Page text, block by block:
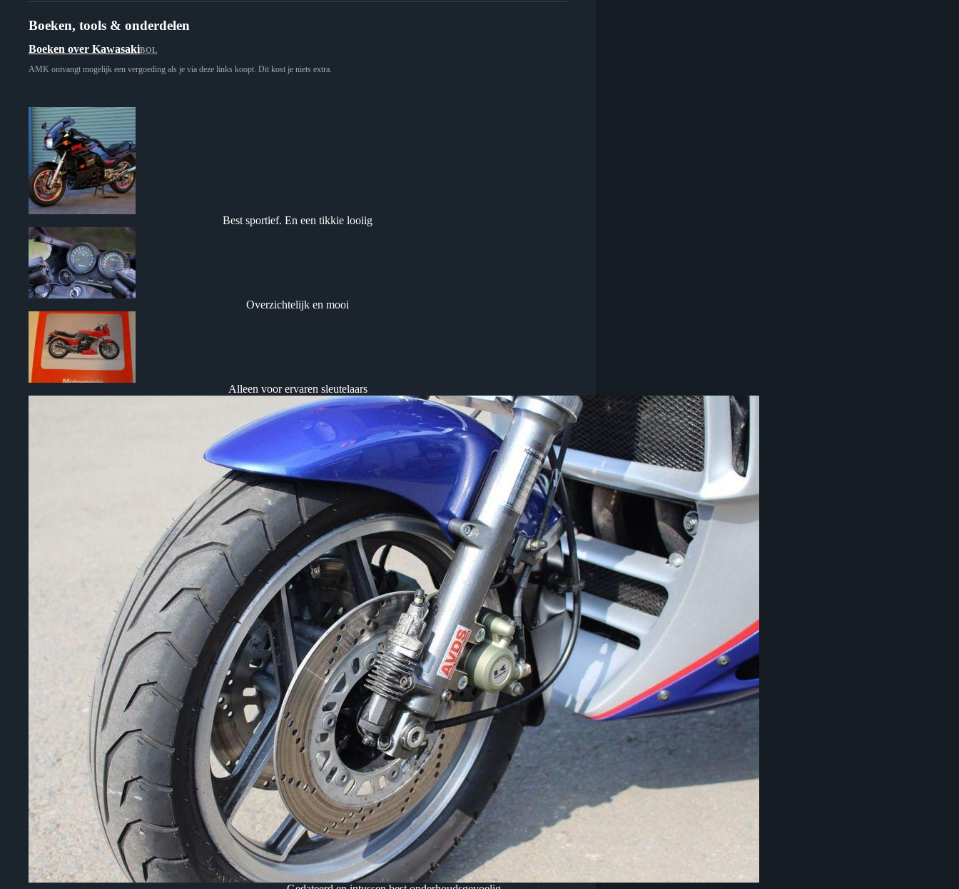
Boeken, tools & onderdelen
Boeken over KawasakiBOL
AMK ontvangt mogelijk een vergoeding als je via deze links koopt. Dit kost je niets extra.
Best sportief. En een tikkie looiig
Overzichtelijk en mooi
Alleen voor ervaren sleutelaars